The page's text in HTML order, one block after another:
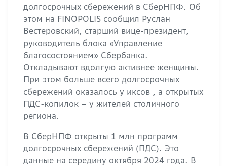
долгосрочных сбережений в СберНПФ. Об
этом на FINOPOLIS сообщил Руслан
Вестеровский, старший вице-президент,
руководитель блока «Управление
благосостоянием» Сбербанка.
Откладывают вдолгую активнее женщины.
При этом больше всего долгосрочных
сбережений оказалось у иксов , а открытых
ПДС-копилок – у жителей столичного
региона.
В СберНПФ открыты 1 млн программ
долгосрочных сбережений (ПДС). Это
данные на середину октября 2024 года. В